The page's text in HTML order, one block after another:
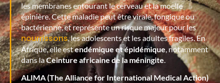
les membranes entourant le cerveau et la moelle
épinière. Cette maladie peut être virale, fongique ou
bactérienne, et représente un risque majeur pour les
nourrissons, les adolescents et les adultes fragiles. En
Afrique, elle estendémique et épidémique, notamment
dans laCeinture africaine de la méningite.
ALIMA (The Alliance for International Medical Action)